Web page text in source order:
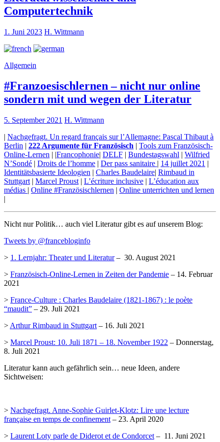
Computertechnik
1. Juni 2023 H. Wittmann
Allgemein
#Franzoesischlernen – nicht nur online
sondern mit und wegen der Literatur
5. September 2021 H. Wittmann
| Nachgefragt. Un regard français sur l’Allemagne: Pascal Thibaut à
Berlin | 222 Argumente für Französisch | Tools zum Französisch-
Online-Lernen | |Francophonie| DELF | Bundestagswahl | Wilfried
N’Sondé | Droits de l’homme | Der pass sanitaire | 14 juillet 2021 |
Identitätsbasierte Ideologien | Charles Baudelaire| Rimbaud in
Stuttgart | Marcel Proust | L’écriture inclusive | L’éducation aux
médias | Online #Französischlernen | Online unterrichten und lernen
|
Nicht nur Politik… auch viel Literatur gibt es auf unserem Blog:
Tweets by @francebloginfo
> 1. Lernjahr: Theater und Literatur– 30. August 2021
> Französisch-Online-Lernen in Zeiten der Pandemie – 14. Februar
2021
> France-Culture : Charles Baudelaire (1821-1867) : le poète
“maudit” – 29. Juli 2021
> Arthur Rimbaud in Stuttgart – 16. Juli 2021
> Marcel Proust: 10. Juli 1871 – 18. November 1922 – Donnerstag,
8. Juli 2021
Literatur kann auch gefährlich sein… neue Ideen, andere
Sichtweisen:
> Nachgefragt. Anne-Sophie Guirlet-Klotz: Lire une lecture
française en temps de confinement – 23. April 2020
> Laurent Loty parle de Diderot et de Condorcet – 11. Juni 2021